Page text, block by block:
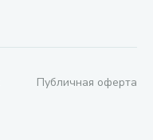
Публичная оферта